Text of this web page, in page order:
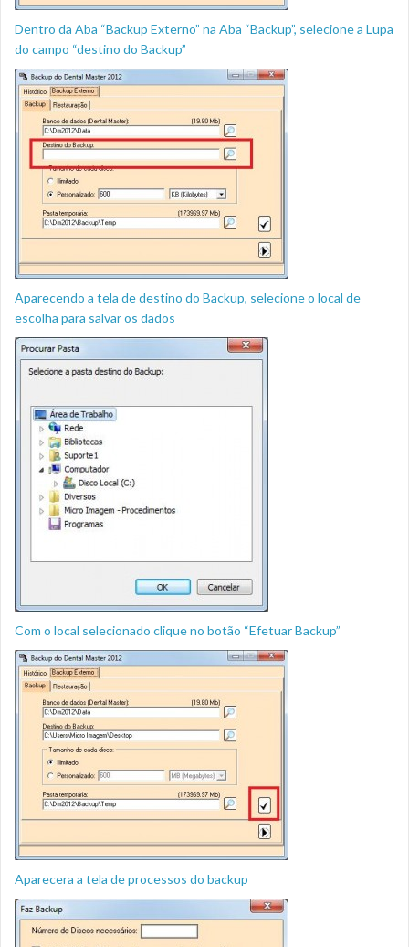
Dentro da Aba “Backup Externo” na Aba “Backup”, selecione a Lupa
do campo “destino do Backup”
Aparecendo a tela de destino do Backup, selecione o local de
escolha para salvar os dados
Com o local selecionado clique no botão “Efetuar Backup”
Aparecera a tela de processos do backup